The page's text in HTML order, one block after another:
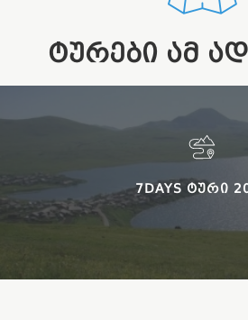
ᲢᲣᲠᲔᲑᲘ ᲐᲛ
7DAYS ᲢᲣᲠᲘ